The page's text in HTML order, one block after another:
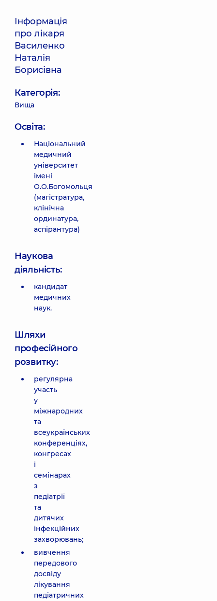
Інформація
про лікаря
Василенко
Наталія
Борисівна
Категорія:
Вища
Освіта:
Національний
медичний
університет
імені
О.О.Богомольця
(магістратура,
клінічна
ординатура,
аспірантура)
Наукова
діяльність:
кандидат
медичних
наук.
Шляхи
професійного
розвитку:
регулярна
участь
у
міжнародних
та
всеукраїнських
конференціях,
конгресах
і
семінарах
з
педіатрії
та
дитячих
інфекційних
захворювань;
вивчення
передового
досвіду
лікування
педіатричних